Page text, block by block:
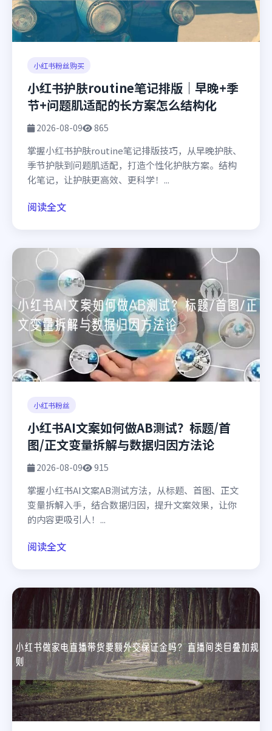
小红书粉丝购买
小红书护肤routine笔记排版｜早晚+季
节+问题肌适配的长方案怎么结构化
2026-08-09 865
掌握小红书护肤routine笔记排版技巧，从早晚护肤、
季节护肤到问题肌适配，打造个性化护肤方案。结构
化笔记，让护肤更高效、更科学！...
阅读全文
小红书粉丝
小红书AI文案如何做AB测试？标题/首
图/正文变量拆解与数据归因方法论
2026-08-09 915
掌握小红书AI文案AB测试方法，从标题、首图、正文
变量拆解入手，结合数据归因，提升文案效果，让你
的内容更吸引人！...
阅读全文